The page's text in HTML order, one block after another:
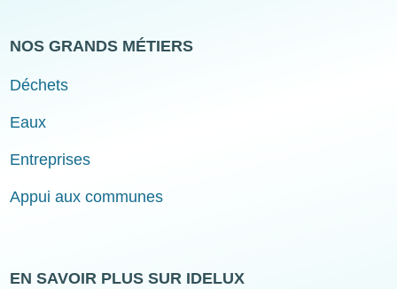
NOS GRANDS MÉTIERS
Déchets
Eaux
Entreprises
Appui aux communes
EN SAVOIR PLUS SUR IDELUX